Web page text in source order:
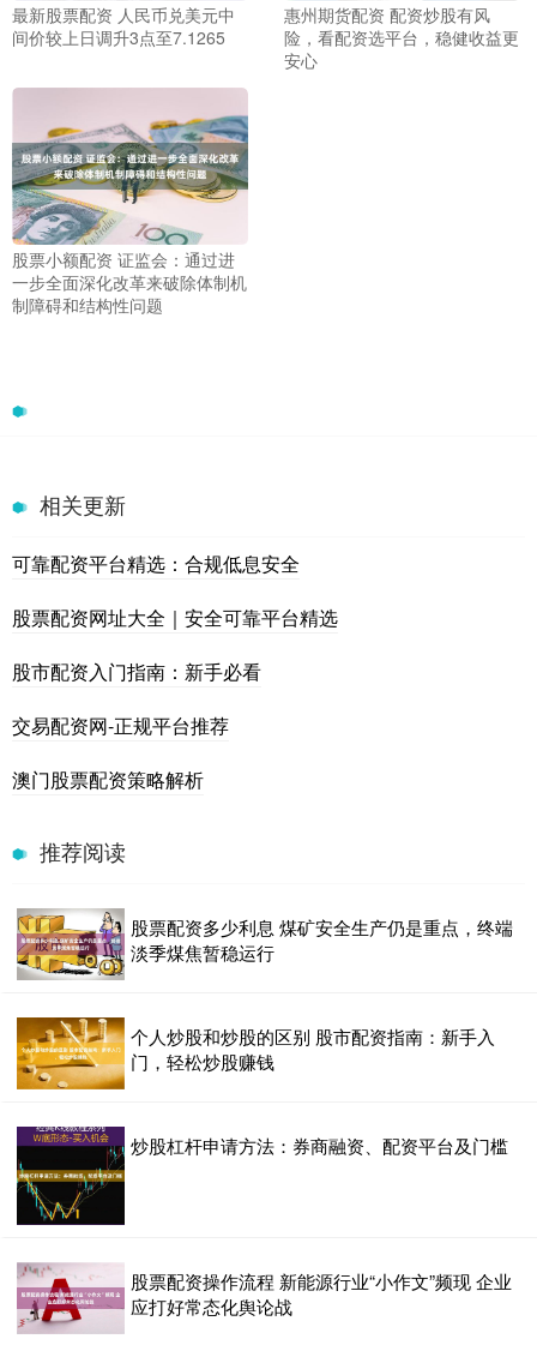
最新股票配资 人民币兑美元中
间价较上日调升3点至7.1265
惠州期货配资 配资炒股有风
险，看配资选平台，稳健收益更
安心
股票小额配资 证监会：通过进
一步全面深化改革来破除体制机
制障碍和结构性问题
相关更新
可靠配资平台精选：合规低息安全
股票配资网址大全｜安全可靠平台精选
股市配资入门指南：新手必看
交易配资网-正规平台推荐
澳门股票配资策略解析
推荐阅读
股票配资多少利息 煤矿安全生产仍是重点，终端
淡季煤焦暂稳运行
个人炒股和炒股的区别 股市配资指南：新手入
门，轻松炒股赚钱
炒股杠杆申请方法：券商融资、配资平台及门槛
股票配资操作流程 新能源行业“小作文”频现 企业
应打好常态化舆论战